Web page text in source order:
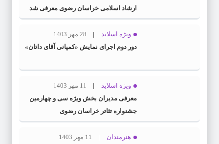
ارشاد اسلامی خراسان رضوی معرفی شد
ویژه اسلاید
28 مهر 1403
دور دوم اجرای نمایش «کمپانی آقای داتان»
ویژه اسلاید
11 مهر 1403
معرفی مدیران بخش ویژه سی و چهارمین
جشنواره تئاتر خراسان رضوی
هنرمندان
11 مهر 1403